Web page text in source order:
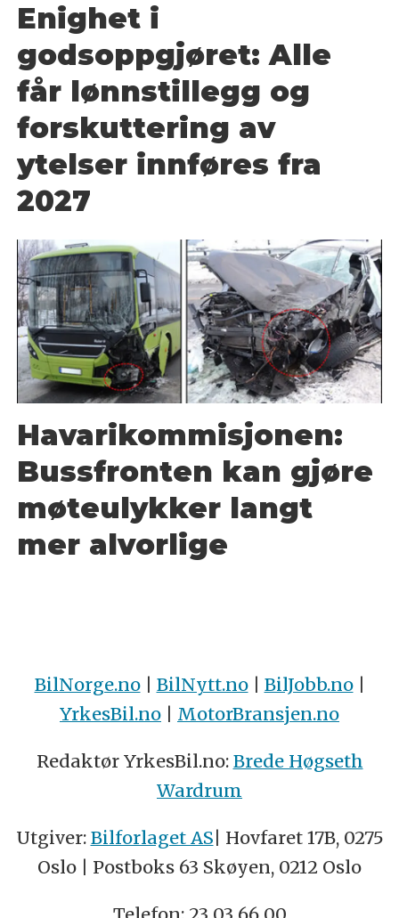
Enighet i
godsoppgjøret: Alle
får lønnstillegg og
forskuttering av
ytelser innføres fra
2027
Havarikommisjonen:
Bussfronten kan gjøre
møteulykker langt
mer alvorlige
BilNorge.no| BilNytt.no| BilJobb.no|
YrkesBil.no | MotorBransjen.no
Redaktør YrkesBil.no: Brede Høgseth
Wardrum
Utgiver: Bilforlaget AS| Hovfaret 17B, 0275
Oslo | Postboks 63 Skøyen, 0212 Oslo